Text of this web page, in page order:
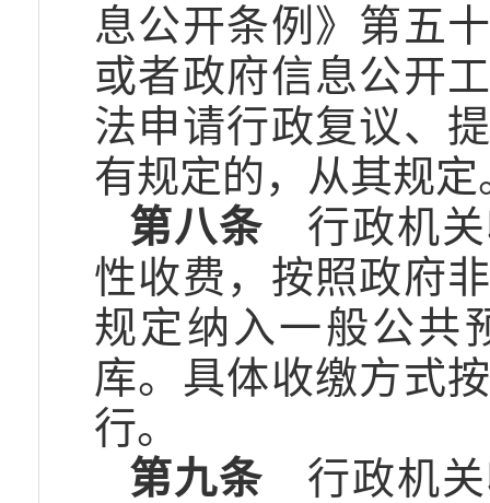
息公开条例》第五
或者政府信息公开
法申请行政复议、
有规定的，从其规定
第八条 行政机关
性收费，按照政府
规定纳入一般公共
库。具体收缴方式
行。
第九条 行政机关